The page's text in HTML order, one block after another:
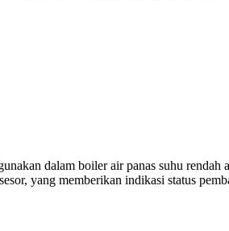
dalam boiler air panas suhu rendah
yang memberikan indikasi status